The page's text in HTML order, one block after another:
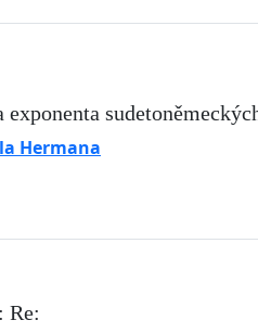
Hermana
Re: